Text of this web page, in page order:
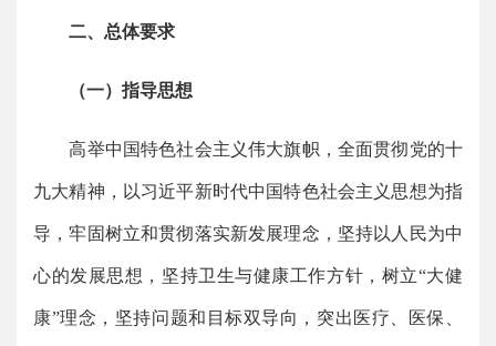
二、总体要求
（一）指导思想
高举中国特色社会主义伟大旗帜，全面贯彻党的十
九大精神，以习近平新时代中国特色社会主义思想为指
导，牢固树立和贯彻落实新发展理念，坚持以人民为中
心的发展思想，坚持卫生与健康工作方针，树立“大健
康”理念，坚持问题和目标双导向，突出医疗、医保、